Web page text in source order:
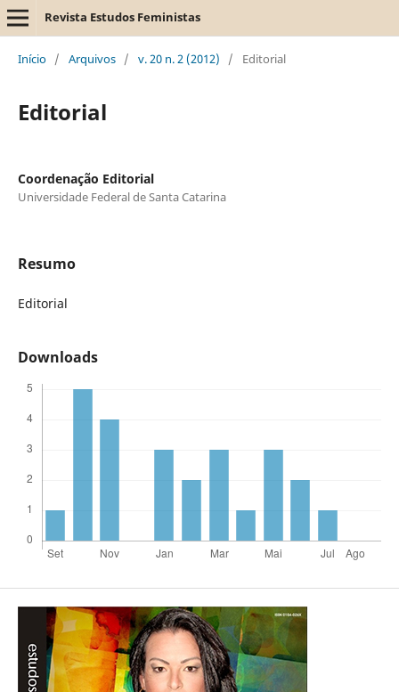
Revista Estudos Feministas
Início / Arquivos / v. 20 n. 2 (2012) / Editorial
Editorial
Coordenação Editorial
Universidade Federal de Santa Catarina
Resumo
Editorial
Downloads